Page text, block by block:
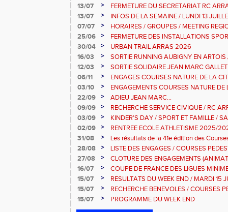
13/07 >
FERMETURE DU SECRETARIAT RC
13/07
>
INFOS DE LA SEMAINE / LUNDI 13
07/07
>
HORAIRES / GROUPES / MEETING
25/06
>
FERMETURE DES INSTALLATIONS
30/04
>
URBAN TRAIL ARRAS 2026
16/03
>
SORTIE RUNNING AUBIGNY EN
2026
12/03 >
SORTIE SOLIDAIRE JEAN MARC
2026
06/11 >
ENGAGES COURSES NATURE DE LA
DIMANCHE 9 NOVEMBRE 2025
03/10 >
ENGAGEMENTS COURSES NATURE DE
22/09
>
ADIEU JEAN MARC...
09/09
>
RECHERCHE SERVICE CIVIQUE / RC
03/09
>
KINDER'S DAY / SPORT ET FAMILLE /
2025
02/09 >
RENTREE ECOLE ATHLETISME 2025/
31/08
>
Les résultats de la 41e édition des
Dimanche 31 Aout 2025
28/08 >
LISTE DES ENGAGES / COURSES
10KM-5KM-2KM
27/08 >
CLOTURE DES ENGAGEMENTS
PEDESTRES ARRAS
16/07 >
COUPE DE FRANCE DES LIGUES
JUILLET 2025
15/07 >
RESULTATS DU WEEK END / MARDI 15
15/07
>
RECHERCHE BENEVOLES / COURSES
15/07
> PROGRAMME DU WEEK END